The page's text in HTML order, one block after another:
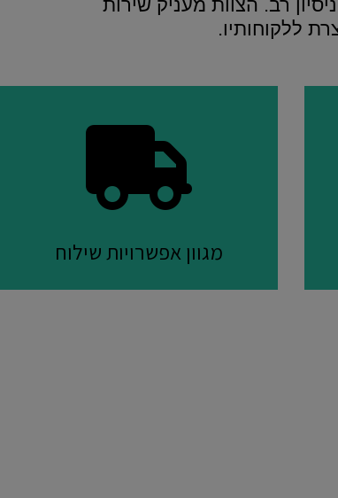
רב. הצוות מעניק שירות
ללקוחותיו.
מגוון אפשרויות שילוח